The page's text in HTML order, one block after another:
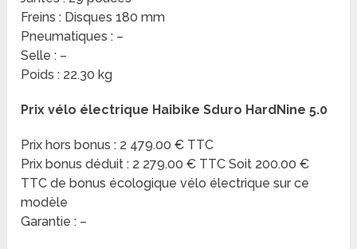
Freins : Disques 180 mm
Pneumatiques : –
Selle : –
Poids : 22.30 kg
Prix vélo électrique Haibike Sduro HardNine 5.0
Prix hors bonus : 2 479.00 € TTC
Prix bonus déduit : 2 279.00 € TTC Soit 200.00 €
TTC de bonus écologique vélo électrique sur ce
modèle
Garantie : –